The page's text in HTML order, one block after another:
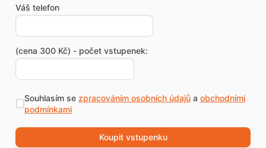
Váš telefon
(cena 300 Kč) - počet vstupenek:
Souhlasím se zpracováním osobních údajůa obchodními
podmínkami
Koupit vstupenku